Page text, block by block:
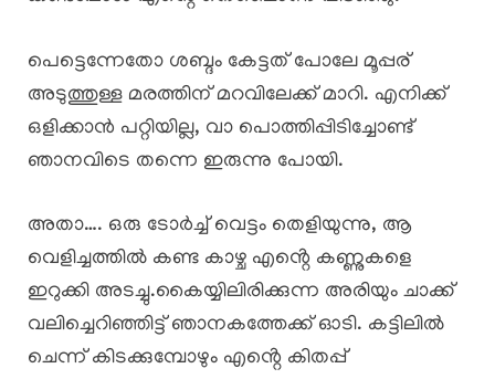
പെട്ടെന്നേതോ ശബ്ദം കേട്ടത് പോലേ മൂപ്പര്
അടുത്തുള്ള മരത്തിന് മറവിലേക്ക് മാറി. എനിക്ക്
ഒളിക്കാൻ പറ്റിയില്ല, വാ പൊത്തിപ്പിടിച്ചോണ്ട്
ഞാനവിടെ തന്നെ ഇരുന്നു പോയി.
അതാ…. ഒരു ടോർച്ച് വെട്ടം തെളിയുന്നു, ആ
വെളിച്ചത്തിൽ കണ്ട കാഴ്ച എൻ്റെ കണ്ണുകളെ
ഇറുക്കി അടച്ചു.കൈയ്യിലിരിക്കുന്ന അരിയും ചാക്ക്
വലിച്ചെറിഞ്ഞിട്ട് ഞാനകത്തേക്ക് ഓടി. കട്ടിലിൽ
ചെന്ന് കിടക്കുമ്പോഴും എൻ്റെ കിതപ്പ്